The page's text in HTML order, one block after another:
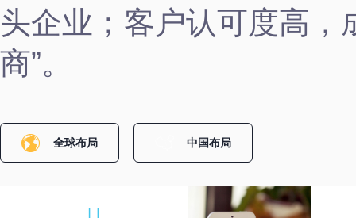
头企业；客户认可度高，
商”。
全球布局 中国布局